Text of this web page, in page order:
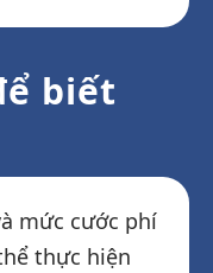
biết
mức cước phí
thực hiện